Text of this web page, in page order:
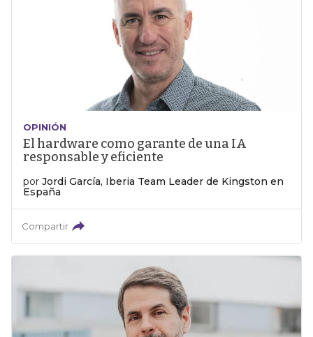
OPINIÓN
El hardware como garante de una IA
responsable y eficiente
por Jordi García, Iberia Team Leader de Kingston en
España
Compartir